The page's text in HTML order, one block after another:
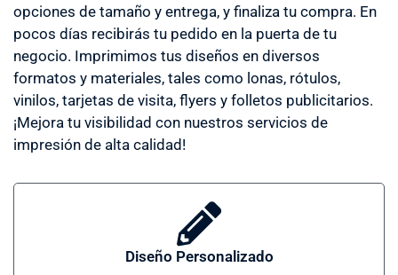
Diseño Personalizado
opciones de tamaño y entrega, y finaliza tu compra. En
pocos días recibirás tu pedido en la puerta de tu
negocio. Imprimimos tus diseños en diversos
formatos y materiales, tales como lonas, rótulos,
vinilos, tarjetas de visita, flyers y folletos publicitarios.
¡Mejora tu visibilidad con nuestros servicios de
impresión de alta calidad!